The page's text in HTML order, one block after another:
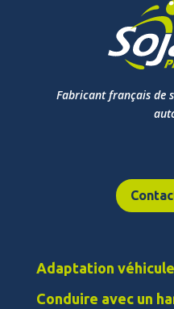
Fabricant français de
Adaptation
Conduire avec un